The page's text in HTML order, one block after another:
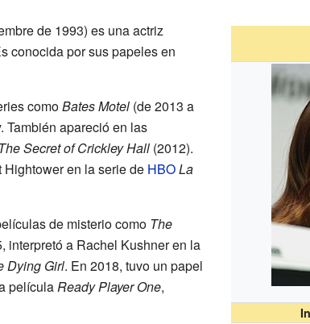
de 1993) es una actriz
conocida por sus papeles en
comoBates Motel(de 2013 a
También apareció en las
Secret of Crickley Hall(2012).
en la serie de HBOLa
de misterio como The
interpretó a Rachel Kushner en la
Dying Girl. En 2018, tuvo un papel
películaReady Player One,